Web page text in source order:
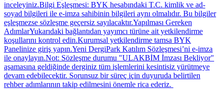
inceleyiniz.Bilgi Eşleşmesi: BYK hesabındaki T.C. kimlik ve ad-
soyad bilgileri ile e-imza sahibinin bilgileri aynı olmalıdır. Bu bilgiler
eşleşmezse sözleşme geçersiz sayılacaktır.Yapılması Gereken
AdımlarYukarıdaki bağlantıdan yayımcı türüne ait yetkilendirme
koşullarını kontrol edin.Kurumsal yetkilendirme tamsa BYK
Panelinize giriş yapın.Yeni DergiPark Katılım Sözleşmesi’ni e-imza
ile onaylayın.Not: Sözleşme durumu "ULAKBİM İmzası Bekliyor"
aşamasına geldiğinde derginiz tüm işlemlerini kesintisiz yürütmeye
devam edebilecektir. Sorunsuz bir süreç için duyuruda belirtilen
rehber adımlarının takip edilmesini önemle rica ederiz.